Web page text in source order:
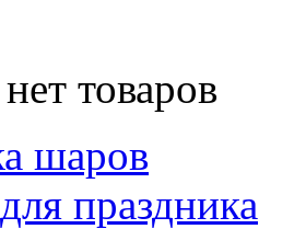
товаров
шаров
праздника